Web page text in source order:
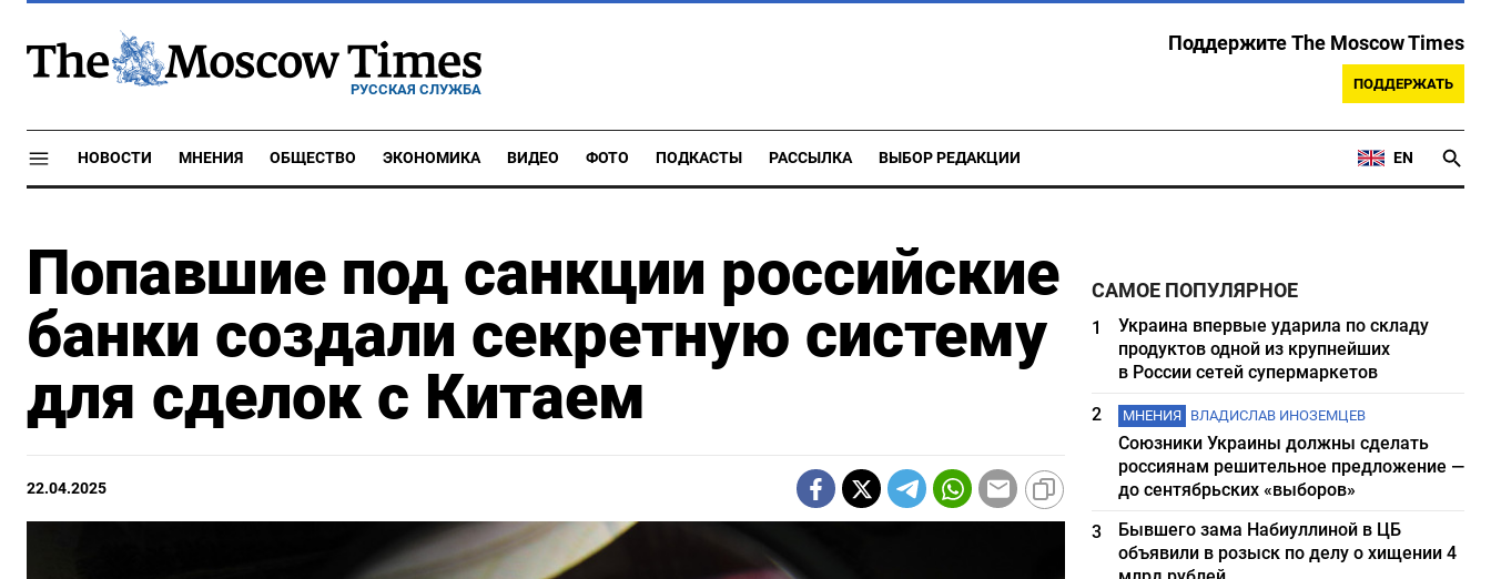
РУССКАЯ СЛУЖБА
Поддержите The Moscow Times
ПОДДЕРЖАТЬ
НОВОСТИ МНЕНИЯ ОБЩЕСТВО ЭКОНОМИКА ВИДЕО ФОТО ПОДКАСТЫ РАССЫЛКА ВЫБОР РЕДАКЦИИ EN
Попавшие под санкции российские
банки создали секретную систему
для сделок с Китаем
22.04.2025
САМОЕ ПОПУЛЯРНОЕ
1
Украина впервые ударила по складу
продуктов одной из крупнейших
в России сетей супермаркетов
2
МНЕНИЯ ВЛАДИСЛАВ ИНОЗЕМЦЕВ
Союзники Украины должны сделать
россиянам решительное предложение —
до сентябрьских «выборов»
3
Бывшего зама Набиуллиной в ЦБ
объявили в розыск по делу о хищении 4